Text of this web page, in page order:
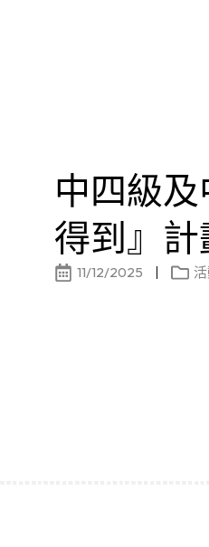
中四級
得到』計
11/12/2025